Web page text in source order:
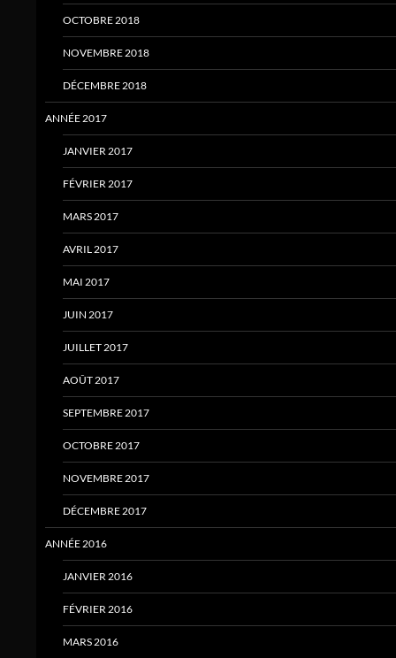
OCTOBRE 2018
NOVEMBRE 2018
DÉCEMBRE 2018
ANNÉE 2017
JANVIER 2017
FÉVRIER 2017
MARS 2017
AVRIL 2017
MAI 2017
JUIN 2017
JUILLET 2017
AOÛT 2017
SEPTEMBRE 2017
OCTOBRE 2017
NOVEMBRE 2017
DÉCEMBRE 2017
ANNÉE 2016
JANVIER 2016
FÉVRIER 2016
MARS 2016